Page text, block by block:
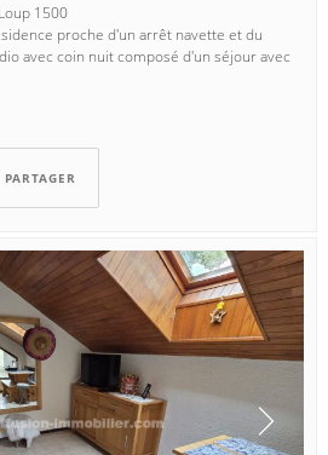
1500
proche d'un arrêt navette et du
avec coin nuit composé d'un séjour avec
PARTAGER